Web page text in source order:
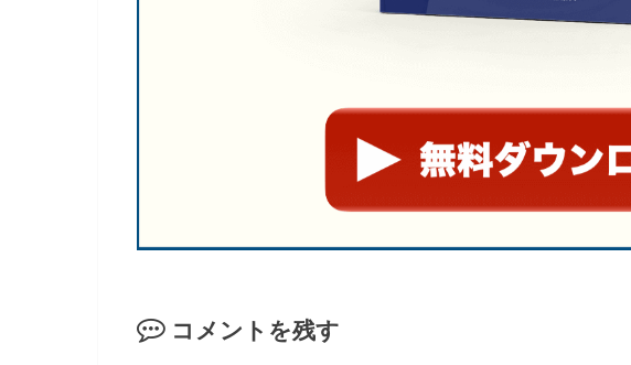
コメントを残す